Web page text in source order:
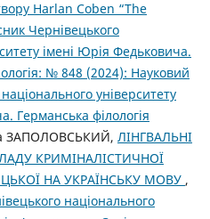
Harlan Coben “The
Чернівецького
імені Юрія Федьковича.
№ 848 (2024): Науковий
університету
Германська філологія
ЗАПОЛОВСЬКИЙ, ЛІНГВАЛЬНІ
КРИМІНАЛІСТИЧНОЇ
НА УКРАЇНСЬКУ МОВУ ,
національного